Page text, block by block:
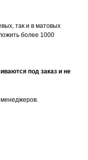
так и в матовых
более 1000
под заказ и не
менеджеров.